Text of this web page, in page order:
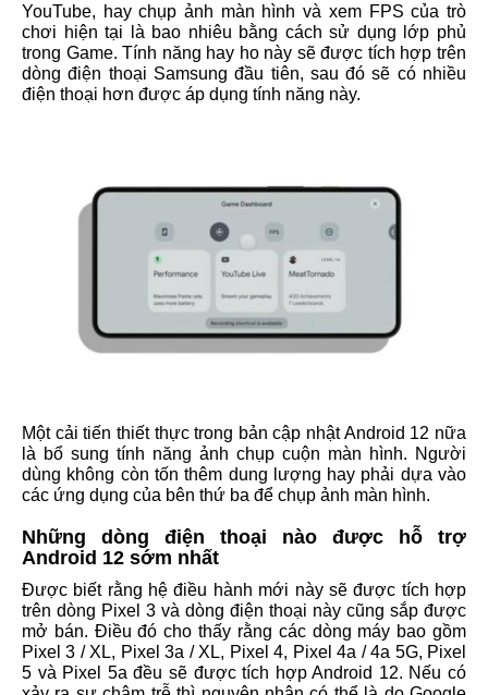
YouTube, hay chụp ảnh màn hình và xem FPS của trò
chơi hiện tại là bao nhiêu bằng cách sử dụng lớp phủ
trong Game. Tính năng hay ho này sẽ được tích hợp trên
dòng điện thoại Samsung đầu tiên, sau đó sẽ có nhiều
điện thoại hơn được áp dụng tính năng này.
Một cải tiến thiết thực trong bản cập nhật Android 12 nữa
là bổ sung tính năng ảnh chụp cuộn màn hình. Người
dùng không còn tốn thêm dung lượng hay phải dựa vào
các ứng dụng của bên thứ ba để chụp ảnh màn hình.
Những dòng điện thoại nào được hỗ trợ
Android 12 sớm nhất
Được biết rằng hệ điều hành mới này sẽ được tích hợp
trên dòng Pixel 3 và dòng điện thoại này cũng sắp được
mở bán. Điều đó cho thấy rằng các dòng máy bao gồm
Pixel 3 / XL, Pixel 3a / XL, Pixel 4, Pixel 4a / 4a 5G, Pixel
5 và Pixel 5a đều sẽ được tích hợp Android 12. Nếu có